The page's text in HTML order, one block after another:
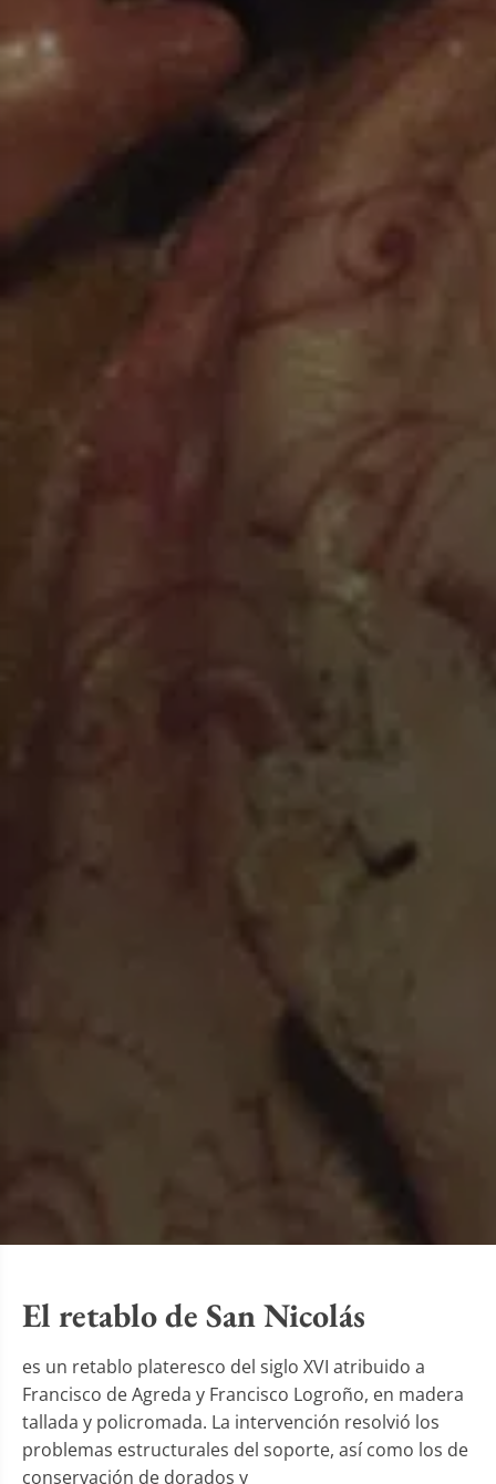
El retablo de San Nicolás
es un retablo plateresco del siglo XVI atribuido a
Francisco de Agreda y Francisco Logroño, en madera
tallada y policromada. La intervención resolvió los
problemas estructurales del soporte, así como los de
conservación de dorados y